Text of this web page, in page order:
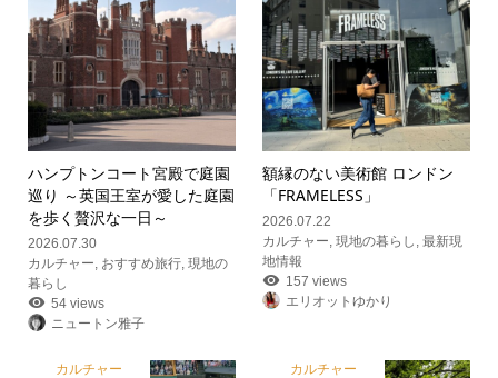
ハンプトンコート宮殿で庭園
巡り ～英国王室が愛した庭園
を歩く贅沢な一日～
2026.07.30
カルチャー おすすめ旅行, 現地の
暮らし
54 views
ニュートン雅子
額縁のない美術館 ロンドン
「FRAMELESS」
2026.07.22
カルチャー ,現地の暮らし ,最新現
地情報
157 views
エリオットゆかり
カルチャー カルチャー